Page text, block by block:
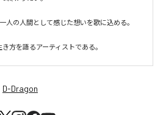
人の人間として感じた想いを歌に込める。
方を語るアーティストである。
D-Dragon